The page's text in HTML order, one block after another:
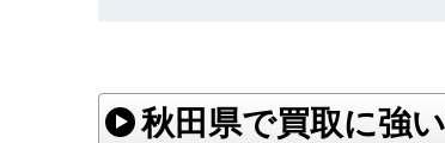
秋田県で買取に強